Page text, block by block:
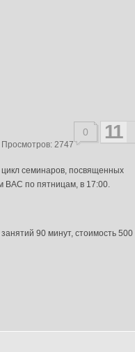
0 11
| Просмотров: 2747
семинаров, посвященных
ВАС по пятницам, в 17:00.
90 минут, стоимость 500